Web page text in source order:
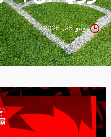
يوليو 25, 2025